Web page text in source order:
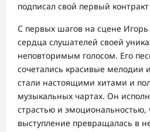
подписал свой первый
С первых шагов на сцене Игорь
сердца слушателей своей
неповторимым голосом. Его
сочетались красивые мелодии
стали настоящими хитами и
музыкальных чартах. Он
страстью и эмоциональностью,
выступление превращалась в